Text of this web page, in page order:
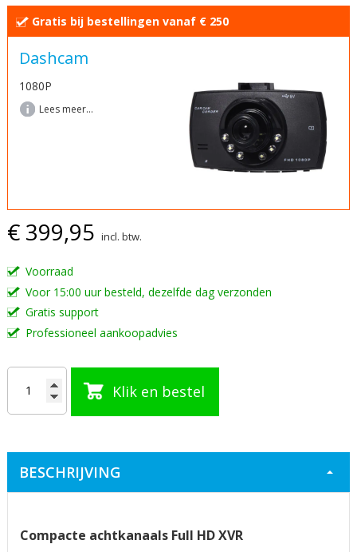
van
de
afbeeldingen-
gallerij
€ 399,95 incl. btw.
Voorraad
Voor 15:00 uur besteld, dezelfde dag verzonden
Gratis support
Professioneel aankoopadvies
Klik en bestel
Gratis bij bestellingen vanaf € 250
Dashcam
1080P
Lees meer...
BESCHRIJVING
Compacte achtkanaals Full HD XVR